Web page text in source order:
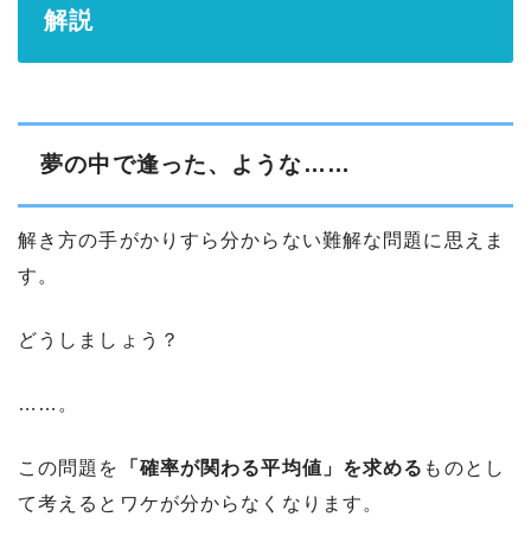
解説
夢の中で逢った、ような……
解き方の手がかりすら分からない難解な問題に思えま
す。
どうしましょう？
……。
この問題を 「確率が関わる平均値」を求める ものとし
て考えるとワケが分からなくなります。